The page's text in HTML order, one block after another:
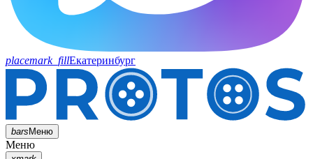
placemark_fillЕкатеринбург
barsМеню
Меню